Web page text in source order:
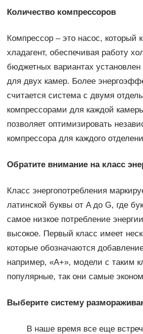
Количество компрессоров
Компрессор – это насос, который
хладагент, обеспечивая работу
бюджетных вариантах
для двух камер. Более
считается система с двумя
компрессорами для каждой
позволяет оптимизировать
компрессора для каждого
Обратите внимание на класс
Класс энергопотребления
латинской буквы от A до G, где
самое низкое потребление
высокое. Первый класс имеет
которые обозначаются
например, «А+», модели с таким
популярные, так они самые
Выберите систему
В наше время все еще